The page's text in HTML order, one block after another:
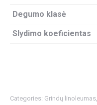
Degumo klasė
Slydimo koeficientas
Categories: Grindų linoleumas